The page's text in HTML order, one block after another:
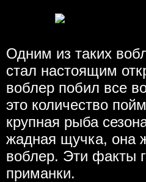
Одним из таких
стал настоящим
воблер побил все
это количество
крупная рыба
жадная щучка, она
воблер. Эти факты
приманки.